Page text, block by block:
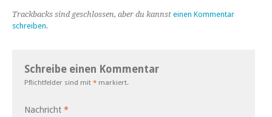
Trackbacks sind geschlossen, aber du kannst einen Kommentar
schreiben.
Schreibe einen Kommentar
Pflichtfelder sind mit * markiert.
Nachricht *